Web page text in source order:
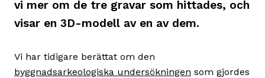
vi mer om de tre gravar som hittades, och
visar en 3D-modell av en av dem.
Vi har tidigare berättat om den
byggnadsarkeologiska undersökningen som gjordes